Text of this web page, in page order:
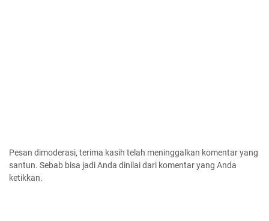
Pesan dimoderasi, terima kasih telah meninggalkan komentar yang
santun. Sebab bisa jadi Anda dinilai dari komentar yang Anda
ketikkan.